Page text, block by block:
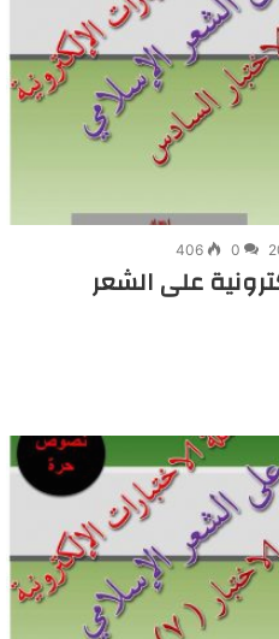
0
406
على الشعر